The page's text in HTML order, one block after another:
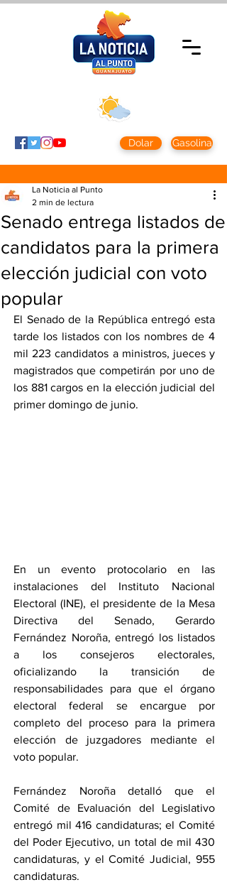
Dolar Gasolina
Senado entrega listados de
candidatos para la primera
elección judicial con voto
popular
La Noticia al Punto
2 min de lectura
El Senado de la República entregó esta
tarde los listados con los nombres de 4
mil 223 candidatos a ministros, jueces y
magistrados que competirán por uno de
los 881 cargos en la elección judicial del
primer domingo de junio.
En un evento protocolario en las
instalaciones del Instituto Nacional
Electoral (INE), el presidente de la Mesa
Directiva del Senado, Gerardo
Fernández Noroña, entregó los listados
a los consejeros electorales,
oficializando la transición de
responsabilidades para que el órgano
electoral federal se encargue por
completo del proceso para la primera
elección de juzgadores mediante el
voto popular.
Fernández Noroña detalló que el
Comité de Evaluación del Legislativo
entregó mil 416 candidaturas; el Comité
del Poder Ejecutivo, un total de mil 430
candidaturas, y el Comité Judicial, 955
candidaturas.